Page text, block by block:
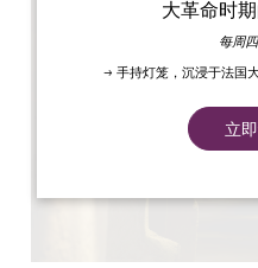
大革命时
每周
→ 手持灯笼，沉浸于法国
立